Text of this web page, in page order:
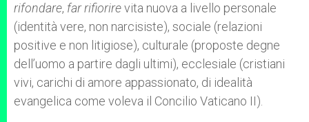
rifondare, far rifiorirevita nuova a livello personale
(identità vere, non narcisiste), sociale (relazioni
positive e non litigiose), culturale (proposte degne
dell’uomo a partire dagli ultimi), ecclesiale (cristiani
vivi, carichi di amore appassionato, di idealità
evangelica come voleva il Concilio Vaticano II).